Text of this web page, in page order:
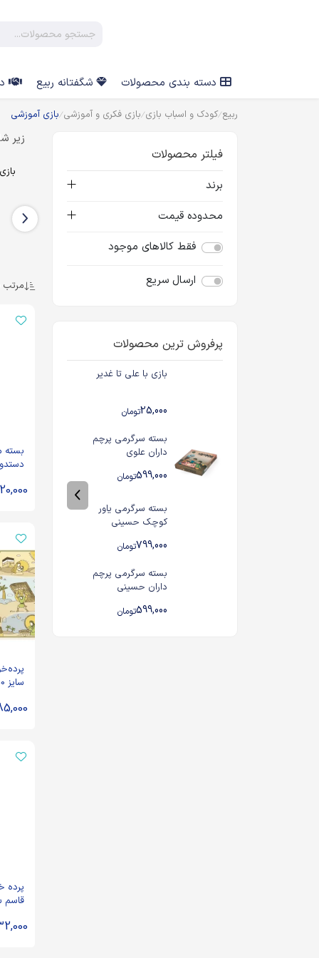
دسته بندی محصولات شگفتانه ربیع
ربیع کودک و اسباب بازی بازی فکری و آموزشی بازی آموزشی
فیلتر محصولات
برند
محدوده قیمت
فقط کالاهای موجود
ارسال سریع
پرفروش ترین محصولات
بازی با علی تا غدیر
25,000تومان
بسته سرگرمی پرچم
داران علوی
599,000تومان
بسته سرگرمی یاور
کوچک حسینی
799,000تومان
بسته سرگرمی پرچم
داران حسینی
599,000تومان
زیر
بازی آموزشی ریاضی بازی آموزشی الفبا
مرتب
بسته
سایز 50*70
پرده
قاسم سایز